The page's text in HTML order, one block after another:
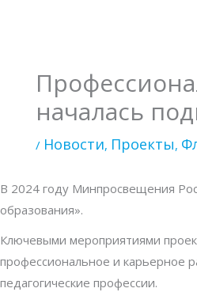
началась
/ Новости, Проекты,
В 2024 году Минпросвещения
образования».
Ключевыми мероприятиями
профессиональное и карьерное
педагогические профессии.